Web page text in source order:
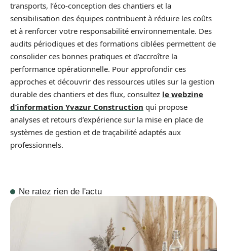
transports, l’éco‑conception des chantiers et la
sensibilisation des équipes contribuent à réduire les coûts
et à renforcer votre responsabilité environnementale. Des
audits périodiques et des formations ciblées permettent de
consolider ces bonnes pratiques et d’accroître la
performance opérationnelle. Pour approfondir ces
approches et découvrir des ressources utiles sur la gestion
durable des chantiers et des flux, consultez le webzine
d’information Yvazur Construction qui propose
analyses et retours d’expérience sur la mise en place de
systèmes de gestion et de traçabilité adaptés aux
professionnels.
Ne ratez rien de l'actu